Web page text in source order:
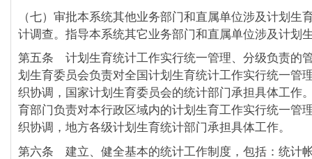
（七）审批本系统其他业务部门和直属单位涉及计划生
计调查。指导本系统其它业务部门和直属单位涉及计划
第五条 计划生育统计工作实行统一管理、分级负责的
划生育委员会负责对全国计划生育统计工作实行统一管
织协调，国家计划生育委员会的统计部门承担具体工作
育部门负责对本行政区域内的计划生育工作实行统一管
织协调，地方各级计划生育统计部门承担具体工作。
第六条 建立、健全基本的统计工作制度，包括：统计